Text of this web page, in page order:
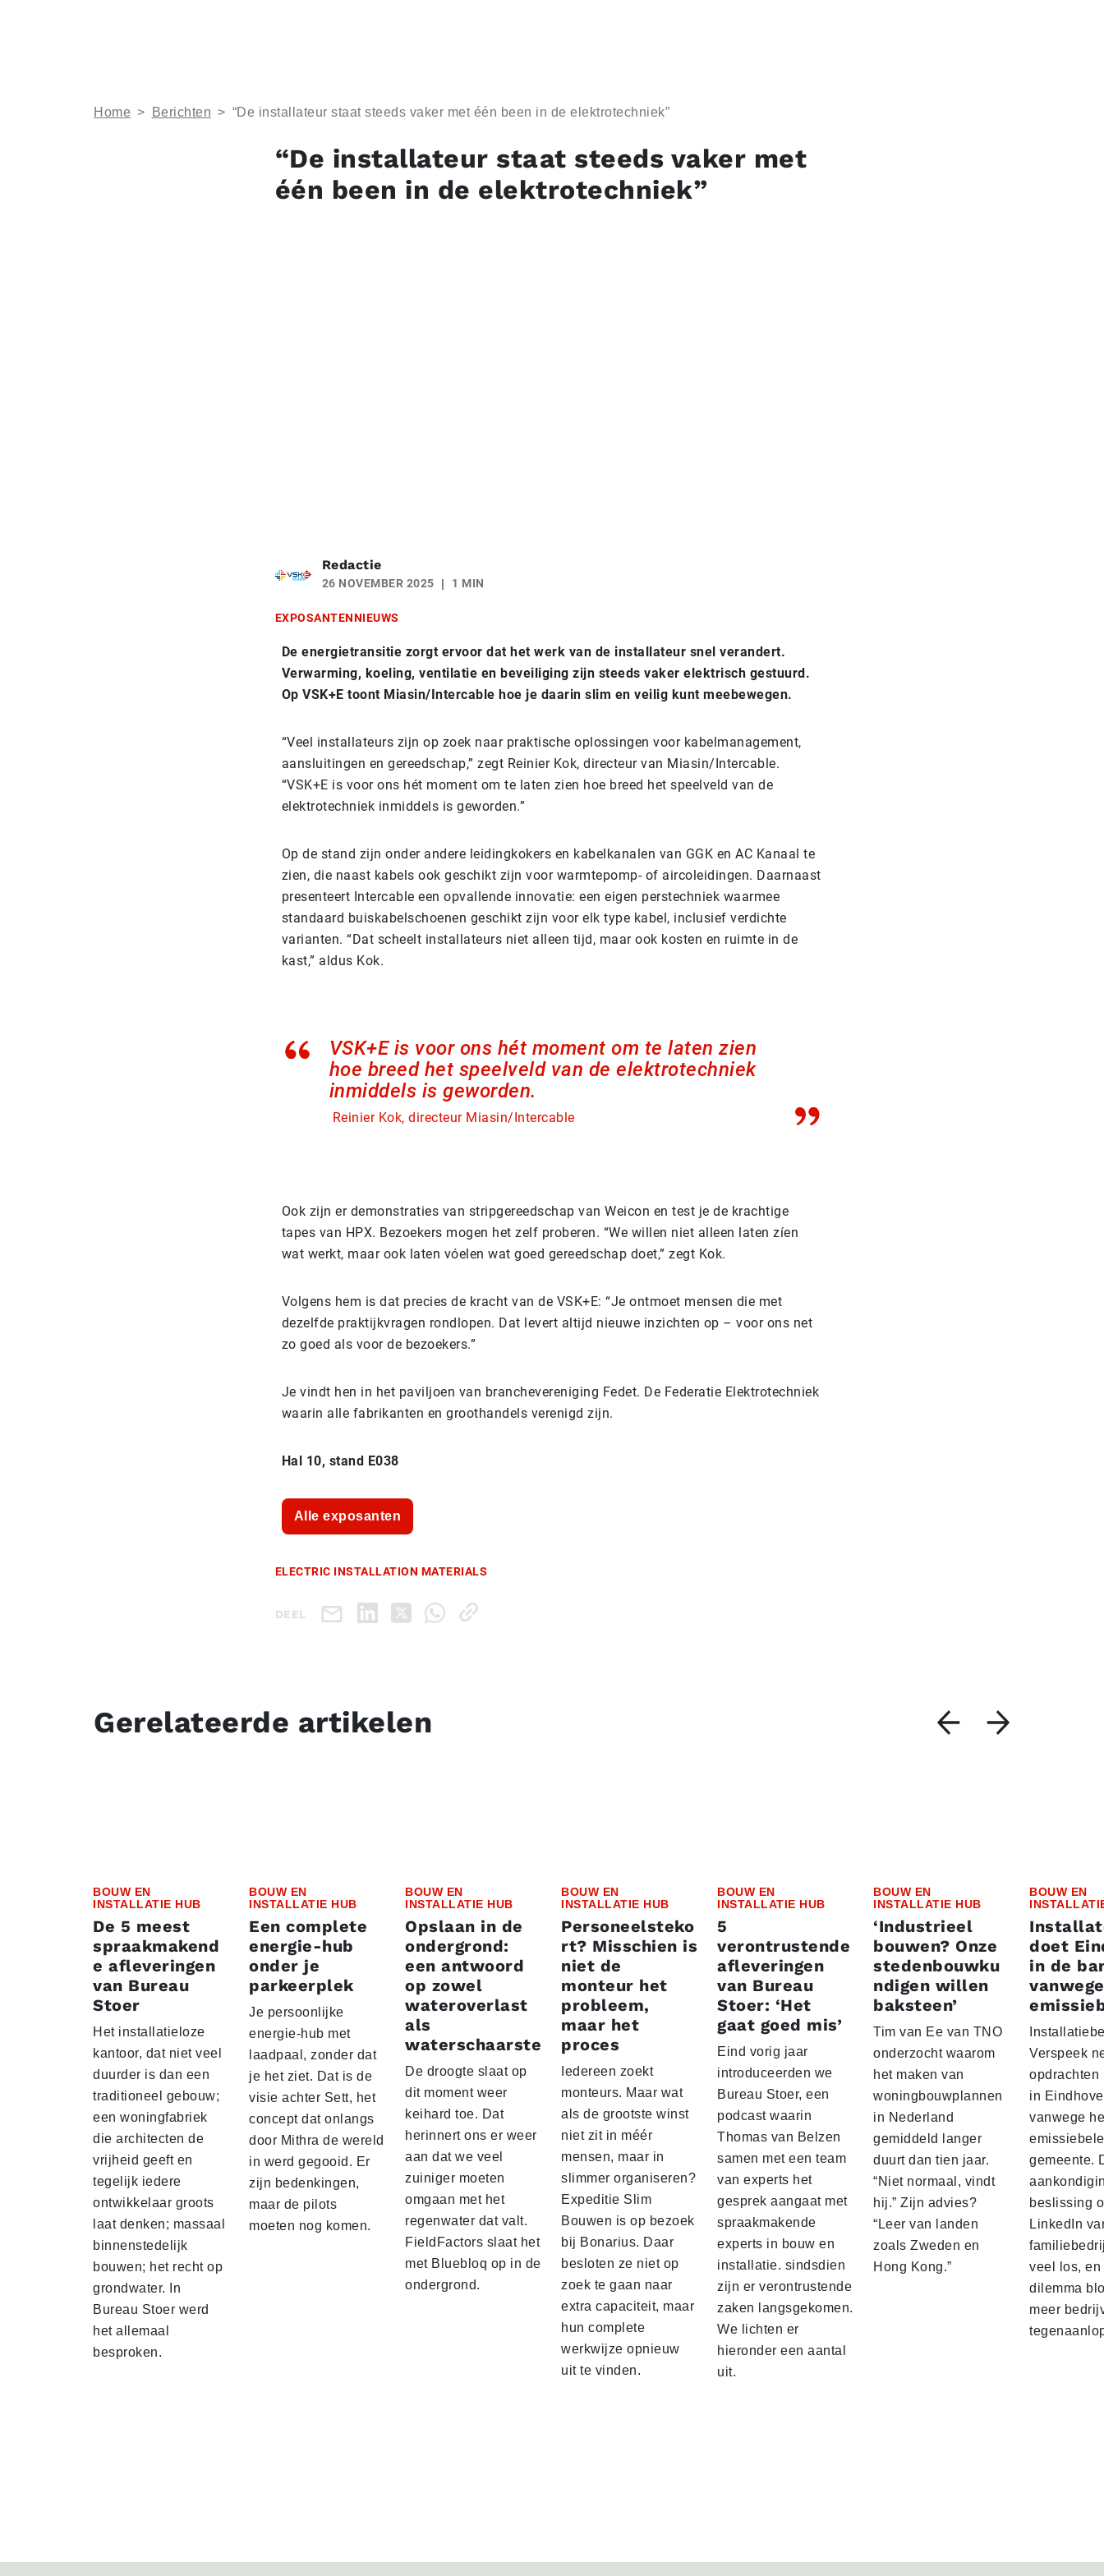
Home > Berichten > “De installateur staat steeds vaker met één been in de elektrotechniek”
“De installateur staat steeds vaker met
één been in de elektrotechniek”
Redactie
26 NOVEMBER 2025 1 MIN
EXPOSANTENNIEUWS
De energietransitie zorgt ervoor dat het werk van de installateur snel verandert.
Verwarming, koeling, ventilatie en beveiliging zijn steeds vaker elektrisch gestuurd.
Op VSK+E toont Miasin/Intercable hoe je daarin slim en veilig kunt meebewegen.
“Veel installateurs zijn op zoek naar praktische oplossingen voor kabelmanagement,
aansluitingen en gereedschap,” zegt Reinier Kok, directeur van Miasin/Intercable.
“VSK+E is voor ons hét moment om te laten zien hoe breed het speelveld van de
elektrotechniek inmiddels is geworden.”
Op de stand zijn onder andere leidingkokers en kabelkanalen van GGK en AC Kanaal te
zien, die naast kabels ook geschikt zijn voor warmtepomp- of aircoleidingen. Daarnaast
presenteert Intercable een opvallende innovatie: een eigen perstechniek waarmee
standaard buiskabelschoenen geschikt zijn voor elk type kabel, inclusief verdichte
varianten. “Dat scheelt installateurs niet alleen tijd, maar ook kosten en ruimte in de
kast,” aldus Kok.
VSK+E is voor ons hét moment om te laten zien
hoe breed het speelveld van de elektrotechniek
inmiddels is geworden.
Reinier Kok, directeur Miasin/Intercable
Ook zijn er demonstraties van stripgereedschap van Weicon en test je de krachtige
tapes van HPX. Bezoekers mogen het zelf proberen. “We willen niet alleen laten zíen
wat werkt, maar ook laten vóelen wat goed gereedschap doet,” zegt Kok.
Volgens hem is dat precies de kracht van de VSK+E: “Je ontmoet mensen die met
dezelfde praktijkvragen rondlopen. Dat levert altijd nieuwe inzichten op – voor ons net
zo goed als voor de bezoekers.”
Je vindt hen in het paviljoen van branchevereniging Fedet. De Federatie Elektrotechniek
waarin alle fabrikanten en groothandels verenigd zijn.
Hal 10, stand E038
Alle exposanten
ELECTRIC INSTALLATION MATERIALS
DEEL
Gerelateerde artikelen
BOUW EN
INSTALLATIE HUB
De 5 meest
spraakmakend
e afleveringen
van Bureau
Stoer
Het installatieloze
kantoor, dat niet veel
duurder is dan een
traditioneel gebouw;
een woningfabriek
die architecten de
vrijheid geeft en
tegelijk iedere
ontwikkelaar groots
laat denken; massaal
binnenstedelijk
bouwen; het recht op
grondwater. In
Bureau Stoer werd
het allemaal
besproken.
BOUW EN
INSTALLATIE HUB
Een complete
energie-hub
onder je
parkeerplek
Je persoonlijke
energie-hub met
laadpaal, zonder dat
je het ziet. Dat is de
visie achter Sett, het
concept dat onlangs
door Mithra de wereld
in werd gegooid. Er
zijn bedenkingen,
maar de pilots
moeten nog komen.
BOUW EN
INSTALLATIE HUB
Opslaan in de
ondergrond:
een antwoord
op zowel
wateroverlast
als
waterschaarste
De droogte slaat op
dit moment weer
keihard toe. Dat
herinnert ons er weer
aan dat we veel
zuiniger moeten
omgaan met het
regenwater dat valt.
FieldFactors slaat het
met Bluebloq op in de
ondergrond.
BOUW EN
INSTALLATIE HUB
Personeelsteko
rt? Misschien is
niet de
monteur het
probleem,
maar het
proces
Iedereen zoekt
monteurs. Maar wat
als de grootste winst
niet zit in méér
mensen, maar in
slimmer organiseren?
Expeditie Slim
Bouwen is op bezoek
bij Bonarius. Daar
besloten ze niet op
zoek te gaan naar
extra capaciteit, maar
hun complete
werkwijze opnieuw
uit te vinden.
BOUW EN
INSTALLATIE HUB
5
verontrustende
afleveringen
van Bureau
Stoer: ‘Het
gaat goed mis’
Eind vorig jaar
introduceerden we
Bureau Stoer, een
podcast waarin
Thomas van Belzen
samen met een team
van experts het
gesprek aangaat met
spraakmakende
experts in bouw en
installatie. sindsdien
zijn er verontrustende
zaken langsgekomen.
We lichten er
hieronder een aantal
uit.
BOUW EN
INSTALLATIE HUB
‘Industrieel
bouwen? Onze
stedenbouwku
ndigen willen
baksteen’
Tim van Ee van TNO
onderzocht waarom
het maken van
woningbouwplannen
in Nederland
gemiddeld langer
duurt dan tien jaar.
“Niet normaal, vindt
hij.” Zijn advies?
“Leer van landen
zoals Zweden en
Hong Kong.”
BOUW EN
doet
in de
Verspeek
opdrachten
in
vanwege
gemeente.
beslissing
LinkedIn
veel los, en
dilemma
meer